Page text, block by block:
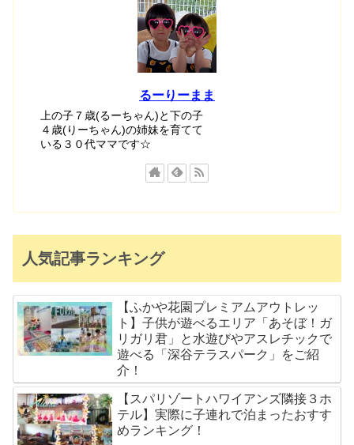
るーりーまま
上の子７歳(るーちゃん)と下の子
４歳(りーちゃん)の姉妹を育てて
いる３０代ママです☆
人気記事ランキング
【ふかや花園プレミアムアウトレッ
ト】子供が遊べるエリア「あそぼ！ガ
リガリ君」と水遊びやアスレチックで
遊べる「深谷テラスパーク」をご紹
介！
【スパリゾートハワイアンズ隣接３ホ
テル】実際に子連れで泊まったおすす
めランキング！